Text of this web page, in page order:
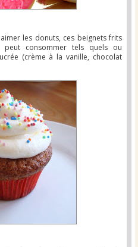
les donuts, ces beignets frits
consommer tels quels ou
(crème à la vanille, chocolat